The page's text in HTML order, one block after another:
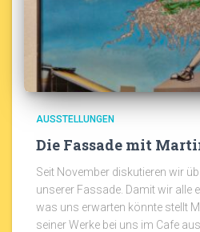
AUSSTELLUNGEN
Die Fassade mit
Seit November diskutieren wir
unserer Fassade. Damit wir alle
was uns erwarten könnte stellt
seiner Werke bei uns im Cafe